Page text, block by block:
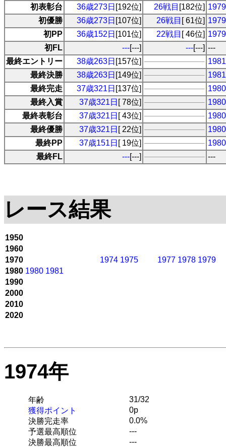
初表彰台
36歳273日 [192位] 26戦目 [182位]
初優勝
36歳273日 [107位] 26戦目 [ 61位]
初PP
36歳152日 [101位] 22戦目 [ 46位]
初FL
---[---] ---[---] ---
最終エントリー
38歳263日 [157位]
最終決勝
38歳263日 [149位]
最終完走
37歳321日 [137位]
最終入賞
37歳321日 [ 78位]
最終表彰台
37歳321日 [ 43位]
最終優勝
37歳321日 [ 22位]
最終PP
37歳151日 [ 19位]
最終FL
---[---] ---
レース結果
1950
1960
1970
1974 1975 1977 1978 1979
1980 1980 1981
1990
2000
2010
2020
1974年
年齢
31/32
獲得ポイント
0p
決勝完走率
0.0%
予選最高順位
---
決勝最高順位
---